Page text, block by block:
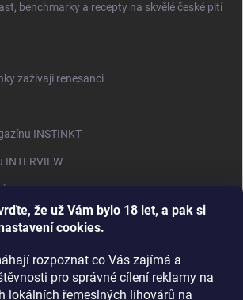
že už Vám bylo 18 let, a pak si
cookies.
rozpoznat co Vás zajímá a
pro správné cílení reklamy na
lokálních řemeslných lihovárů na
benchmarky a recepty na skvělé české pití
zažívají renesanci
INSTINKT
INTERVIEW
práci
v magazínu DRINKING-CAT